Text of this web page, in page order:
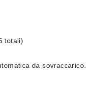
totali)
da sovraccarico.